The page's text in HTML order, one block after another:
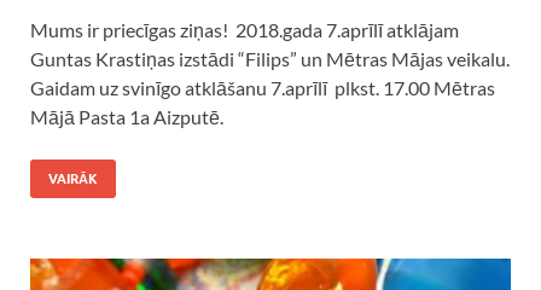
Mums ir priecīgas ziņas! 2018.gada 7.aprīlī atklājam
Guntas Krastiņas izstādi “Filips” un Mētras Mājas veikalu.
Gaidam uz svinīgo atklāšanu 7.aprīlī plkst. 17.00 Mētras
Mājā Pasta 1a Aizputē.
VAIRĀK